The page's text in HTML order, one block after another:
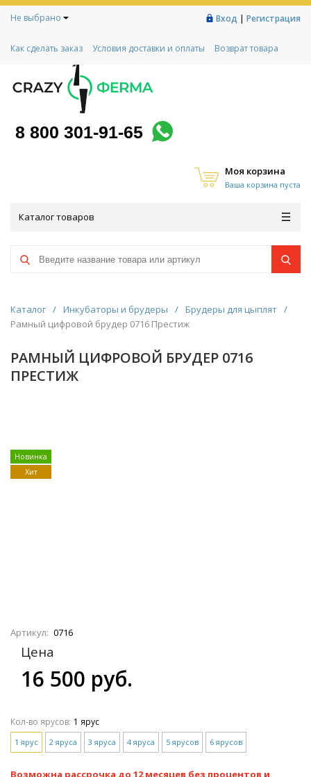
Не выбрано Вход | Регистрация
Как сделать заказ Условия доставки и оплаты
Возврат товара
Контакты
Социальный контракт
Любимая ферма
8 800 301-91-65
Моя корзина
Ваша корзина пуста
Каталог товаров
Каталог / Инкубаторы и брудеры / Брудеры для цыплят /
Рамный цифровой брудер 0716 Престиж
РАМНЫЙ ЦИФРОВОЙ БРУДЕР 0716
ПРЕСТИЖ
Новинка
Хит
Артикул: 0716
Цена
16 500 руб.
Кол-во ярусов: 1 ярус
1 ярус 2 яруса 3 яруса 4 яруса 5 ярусов 6 ярусов
Возможна рассрочка до 12 месяцев без процентов и